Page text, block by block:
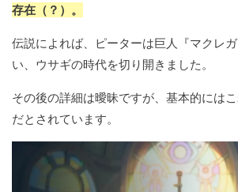
存在（？）。
伝説によれば、ピーターは巨人『マクレ
い、ウサギの時代を切り開きました。
その後の詳細は曖昧ですが、基本的には
だとされています。